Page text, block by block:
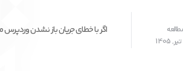
اگر با خطای جریان باز نشدن